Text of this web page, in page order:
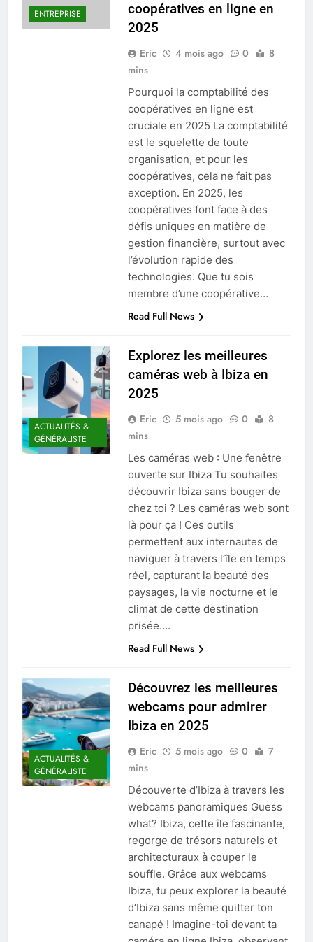
ENTREPRISE
coopératives en ligne en
2025
Eric 4 mois ago 0
8
mins
Pourquoi la comptabilité des
coopératives en ligne est
cruciale en 2025 La comptabilité
est le squelette de toute
organisation, et pour les
coopératives, cela ne fait pas
exception. En 2025, les
coopératives font face à des
défis uniques en matière de
gestion financière, surtout avec
l’évolution rapide des
technologies. Que tu sois
membre d’une coopérative…
Read Full News
ACTUALITÉS &
GÉNÉRALISTE
Explorez les meilleures
caméras web à Ibiza en
2025
Eric 5 mois ago 0
8
mins
Les caméras web : Une fenêtre
ouverte sur Ibiza Tu souhaites
découvrir Ibiza sans bouger de
chez toi ? Les caméras web sont
là pour ça ! Ces outils
permettent aux internautes de
naviguer à travers l’île en temps
réel, capturant la beauté des
paysages, la vie nocturne et le
climat de cette destination
prisée….
Read Full News
ACTUALITÉS &
GÉNÉRALISTE
Découvrez les meilleures
webcams pour admirer
Ibiza en 2025
Eric 5 mois ago 0
7
mins
Découverte d’Ibiza à travers les
webcams panoramiques Guess
what? Ibiza, cette île fascinante,
regorge de trésors naturels et
architecturaux à couper le
souffle. Grâce aux webcams
Ibiza, tu peux explorer la beauté
d’Ibiza sans même quitter ton
canapé ! Imagine-toi devant ta